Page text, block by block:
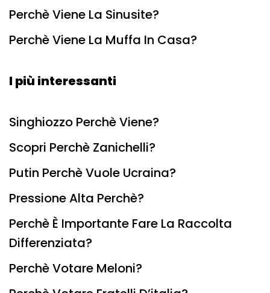
Perchè Viene La Sinusite?
Perchè Viene La Muffa In Casa?
I più interessanti
Singhiozzo Perchè Viene?
Scopri Perchè Zanichelli?
Putin Perchè Vuole Ucraina?
Pressione Alta Perchè?
Perchè È Importante Fare La Raccolta
Differenziata?
Perchè Votare Meloni?